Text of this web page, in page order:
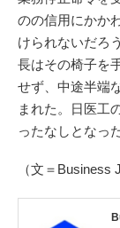
のの信用にかか
けられないだろ
長はその椅子を
せず、中途半端
まれた。日医工
ったなしとなった
（文＝Business